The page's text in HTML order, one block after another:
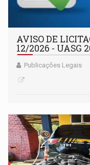
AVISO DE
12/2026 - UASG
Publicações Legais